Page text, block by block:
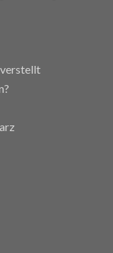
verstellt